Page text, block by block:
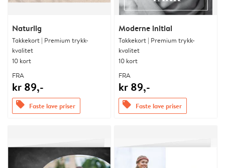
Naturlig
Takkekort | Premium trykk-
kvalitet
10 kort
FRA
kr 89,-
offers Faste lave priser
Moderne initial
Takkekort | Premium trykk-
kvalitet
10 kort
FRA
kr 89,-
offers Faste lave priser